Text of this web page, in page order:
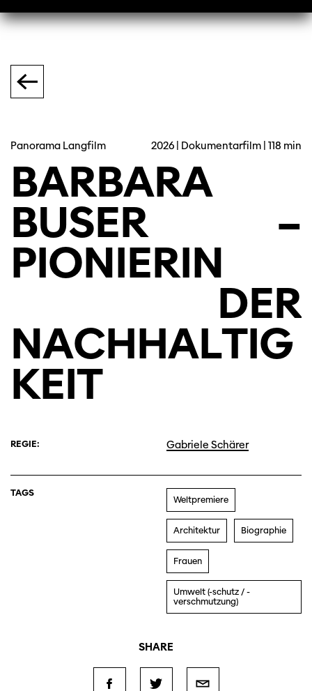
Panorama Langfilm 2026 | Dokumentarfilm | 118 min
BARBARA
BUSER –
PIONIERIN
DER
NACHHALTIG
KEIT
REGIE: Gabriele Schärer
TAGS
Weltpremiere
Architektur Biographie
Frauen
Umwelt (-schutz / -
verschmutzung)
SHARE